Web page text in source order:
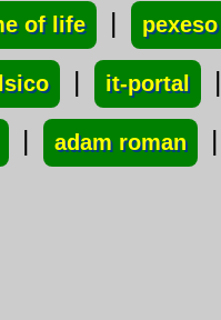
of life | pexeso
| it-portal |
| adam roman |